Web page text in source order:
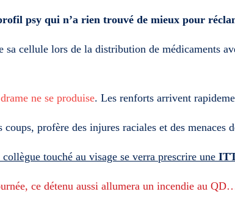
psy qui n’a rien trouvé de mieux pour
sa cellule lors de la distribution de médicaments
ne se produise. Les renforts arrivent
profère des injures raciales et des menaces
collègue touché au visage se verra prescrire une
ce détenu aussi allumera un incendie au